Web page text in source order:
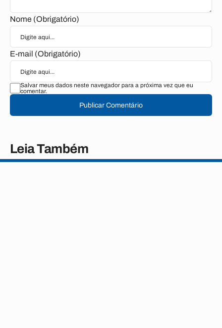
Nome (Obrigatório)
E-mail (Obrigatório)
Salvar meus dados neste navegador para a próxima vez que eu
comentar.
Publicar Comentário
Leia Também